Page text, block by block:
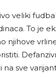
veliki
To je
njihove
sve